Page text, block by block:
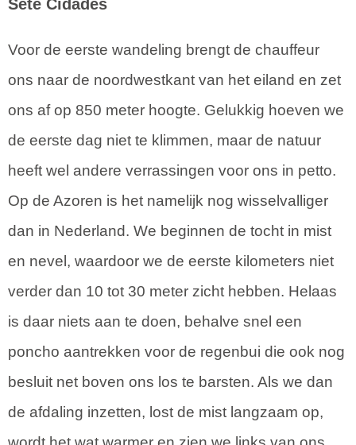
Sete Cidades
Voor de eerste wandeling brengt de chauffeur
ons naar de noordwestkant van het eiland en zet
ons af op 850 meter hoogte. Gelukkig hoeven we
de eerste dag niet te klimmen, maar de natuur
heeft wel andere verrassingen voor ons in petto.
Op de Azoren is het namelijk nog wisselvalliger
dan in Nederland. We beginnen de tocht in mist
en nevel, waardoor we de eerste kilometers niet
verder dan 10 tot 30 meter zicht hebben. Helaas
is daar niets aan te doen, behalve snel een
poncho aantrekken voor de regenbui die ook nog
besluit net boven ons los te barsten. Als we dan
de afdaling inzetten, lost de mist langzaam op,